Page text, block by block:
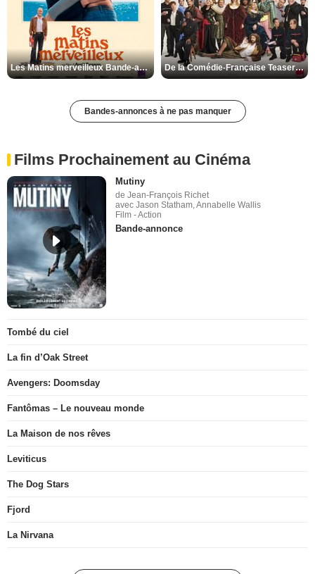
Les Matins merveilleux Bande-annonce VF De la Comédie-Française Teaser VF
Bandes-annonces à ne pas manquer
Films Prochainement au Cinéma
Mutiny
de Jean-François Richet
avec Jason Statham, Annabelle Wallis
Film - Action
Bande-annonce
Tombé du ciel
La fin d’Oak Street
Avengers: Doomsday
Fantômas – Le nouveau monde
La Maison de nos rêves
Leviticus
The Dog Stars
Fjord
La Nirvana